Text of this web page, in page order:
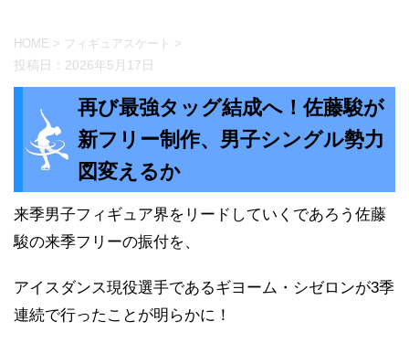
HOME > フィギュアスケート >
投稿日： 2026年5月17日
再び最強タッグ結成へ！佐藤駿が
新フリー制作、男子シングル勢力
図変えるか
来季男子フィギュア界をリードしていくであろう佐藤
駿の来季フリーの振付を、
アイスダンス現役選手であるギヨーム・シゼロンが3季
連続で行ったことが明らかに！